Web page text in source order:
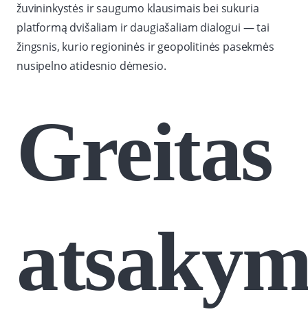
žuvininkystės ir saugumo klausimais bei sukuria
platformą dvišaliam ir daugiašaliam dialogui — tai
žingsnis, kurio regioninės ir geopolitinės pasekmės
nusipelno atidesnio dėmesio.
Greitas